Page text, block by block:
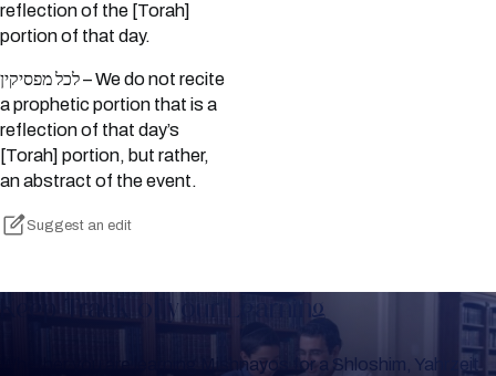
reflection of the [Torah]
portion of that day.
לכל מפסיקין – We do not recite
a prophetic portion that is a
reflection of that day’s
[Torah] portion, but rather,
an abstract of the event.
Suggest an edit
Keep Track of your Learning
Whether you are learning Mishnayos for a Shloshim, Yahrzeit